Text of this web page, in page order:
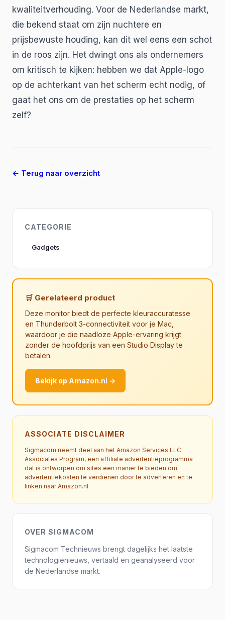
kwaliteitverhouding. Voor de Nederlandse markt,
die bekend staat om zijn nuchtere en
prijsbewuste houding, kan dit wel eens een schot
in de roos zijn. Het dwingt ons als ondernemers
om kritisch te kijken: hebben we dat Apple-logo
op de achterkant van het scherm echt nodig, of
gaat het ons om de prestaties op het scherm
zelf?
← Terug naar overzicht
CATEGORIE
Gadgets
🛒 Gerelateerd product
Deze monitor biedt de perfecte kleuraccuratesse
en Thunderbolt 3-connectiviteit voor je Mac,
waardoor je die naadloze Apple-ervaring krijgt
zonder de hoofdprijs van een Studio Display te
betalen.
Bekijk op Amazon.nl →
ASSOCIATE DISCLAIMER
Sigmacom neemt deel aan het Amazon Services LLC
Associates Program, een affiliate advertentieprogramma
dat is ontworpen om sites een manier te bieden om
advertentiekosten te verdienen door te adverteren en te
linken naar Amazon.nl
OVER SIGMACOM
Sigmacom Technieuws brengt dagelijks het laatste
technologienieuws, vertaald en geanalyseerd voor
de Nederlandse markt.